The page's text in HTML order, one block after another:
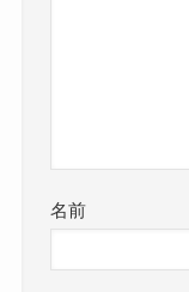
名前